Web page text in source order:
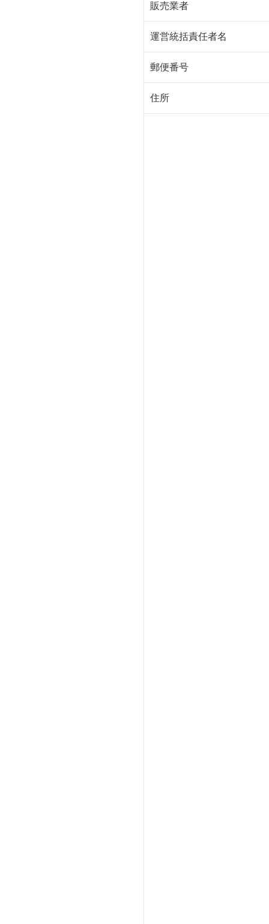
販売業者
運営統括責任者名
郵便番号
住所